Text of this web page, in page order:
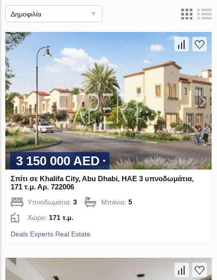
Δημοφιλία
3 150 000 AED
Σπίτι σε Khalifa City, Abu Dhabi, ΗΑΕ 3 υπνοδωμάτια,
171 τ.μ. Αρ. 722006
Υπνοδωμάτια:3 Μπάνια:5
Χώρο: 171 τ.μ.
Deals Experts Real Estate